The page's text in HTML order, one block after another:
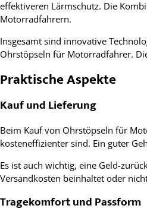
effektiveren Lärmschutz. Die
Motorradfahrern.
Insgesamt sind innovative
Ohrstöpseln für Motorradfahrer.
Praktische Aspekte
Kauf und Lieferung
Beim Kauf von Ohrstöpseln für
kosteneffizienter sind. Ein guter
Es ist auch wichtig, eine Geld-
Versandkosten beinhaltet oder
Tragekomfort und Passform